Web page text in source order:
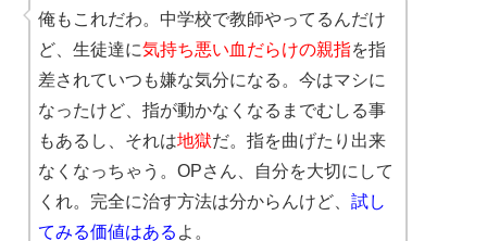
俺もこれだわ。中学校で教師やってるんだけ
ど、生徒達に気持ち悪い血だらけの親指を指
差されていつも嫌な気分になる。今はマシに
なったけど、指が動かなくなるまでむしる事
もあるし、それは地獄だ。指を曲げたり出来
なくなっちゃう。OPさん、自分を大切にして
くれ。完全に治す方法は分からんけど、 試し
てみる価値はある よ。